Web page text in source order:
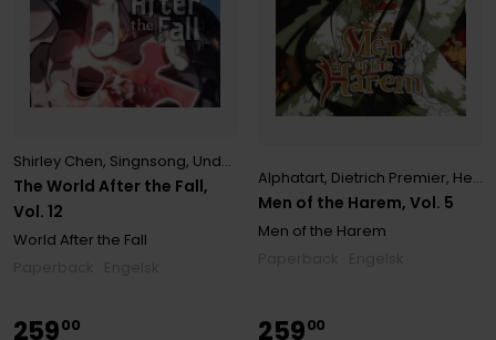
The World After the Fall,
Vol. 12
Shirley Chen, Singnsong, Undead Gamja(3B2S STUDIO)
World After the Fall
Men of the Harem, Vol. 5
Alphatart, Dietrich Premier, HereLee HereLee
Men of the Harem
25900 25900